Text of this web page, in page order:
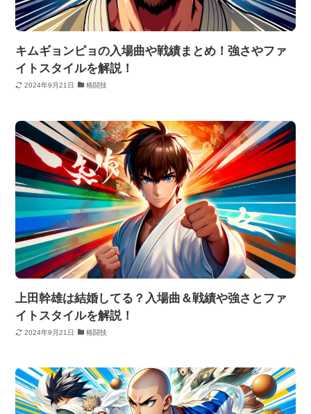
キムギョンピョの入場曲や戦績まとめ！強さやファ
イトスタイルを解説！
2024年9月21日 格闘技
上田幹雄は結婚してる？入場曲＆戦績や強さとファ
イトスタイルを解説！
2024年9月21日 格闘技